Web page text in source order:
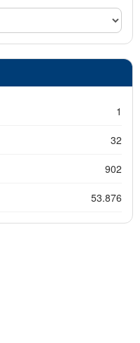
1
32
902
53.876